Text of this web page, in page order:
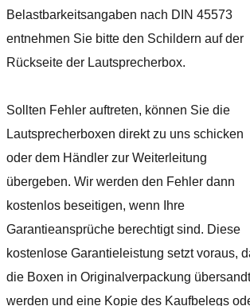
Belastbarkeitsangaben nach DIN 45573
entnehmen Sie bitte den Schildern auf der
Rückseite der Lautsprecherbox.
Sollten Fehler auftreten, können Sie die
Lautsprecherboxen direkt zu uns schicken
oder dem Händler zur Weiterleitung
übergeben. Wir werden den Fehler dann
kostenlos beseitigen, wenn Ihre
Garantieansprüche berechtigt sind. Diese
kostenlose Garantieleistung setzt voraus,
die Boxen in Originalverpackung übersandt
werden und eine Kopie des Kaufbelegs